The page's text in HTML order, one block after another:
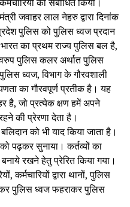
जवाहर लाल नेहरु द्वारा दिनांक
पुलिस को पुलिस ध्वज प्रदान
का प्रथम राज्य पुलिस बल है,
पुलिस कलर अर्थात पुलिस
ध्वज, विभाग के गौरवशाली
का गौरवपूर्ण प्रतीक है। यह
है, जो प्रत्येक क्षण हमें अपने
की प्रेरणा देता है।
को भी याद किया जाता है।
पढ़कर सुनाया। कर्तव्यों का
रखने हेतु प्रेरित किया गया।
द्वारा थानों, पुलिस
पुलिस ध्वज फहराकर पुलिस